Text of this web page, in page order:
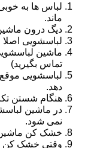
لباس ها به
ماند.
دیگ درون
لباسشویی
ماشین
تماس بگیرید)
لباسشویی
دهد.
هنگام شستن
در ماشین
نمی شود.
خشک کن ماشین
وقتی خشک کن